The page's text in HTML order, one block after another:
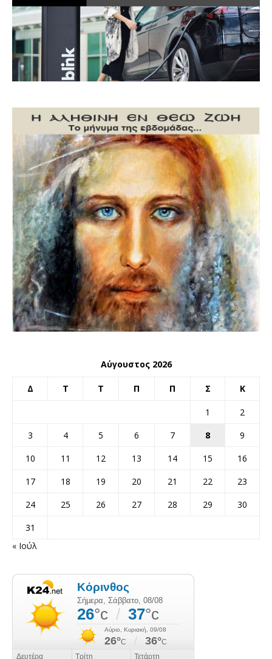
Αύγουστος 2026
Δ Τ Τ Π Π Σ Κ
1
2
3
4 5 6 7 8
9
10
11 12 13 14 15
16
17
18 19 20 21 22
23
24
25 26 27 28 29
30
31
« Ιούλ